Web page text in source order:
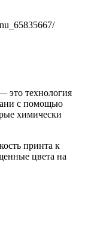
это технология
с помощью
химически
принта к
цвета на